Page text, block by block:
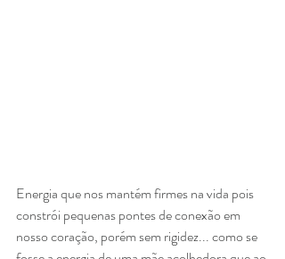
Energia que nos mantém firmes na vida pois
constrói pequenas pontes de conexão em
nosso coração, porém sem rigidez... como se